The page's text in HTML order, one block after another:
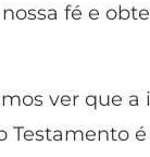
fé e
ver que a
Testamento